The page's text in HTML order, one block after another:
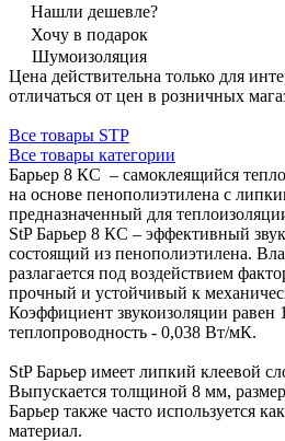
Нашли дешевле?
Хочу в подарок
Шумоизоляция
Цена действительна только для
отличаться от цен в розничных
Все товары STP
Все товары категории
Барьер 8 КС – самоклеящийся
на основе пенополиэтилена с
предназначенный для
StP Барьер 8 КС – эффективный
состоящий из пенополиэтилена.
разлагается под воздействием
прочный и устойчивый к
Коэффициент звукоизоляции равен
теплопроводность - 0,038 Вт/мК.
StP Барьер имеет липкий клеевой
Выпускается толщиной 8 мм,
Барьер также часто используется
материал.